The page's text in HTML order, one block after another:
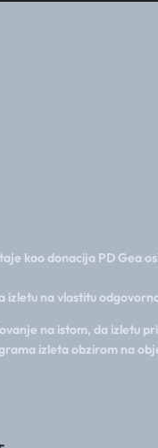
kao donacija PD Gea
izletu na vlastitu
na istom, da izletu
izleta obzirom na